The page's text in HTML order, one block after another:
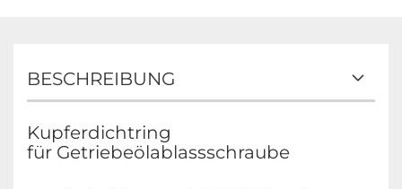
BESCHREIBUNG
Kupferdichtring
für Getriebeölablassschraube